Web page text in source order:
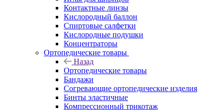
Контактные линзы
Кислородный баллон
Спиртовые салфетки
Кислородные подушки
Концентраторы
Ортопедические товары
Назад
Ортопедические товары
Бандажи
Согревающие ортопедические изделия
Бинты эластичные
Компрессионный трикотаж